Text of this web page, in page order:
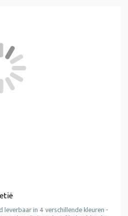
in 4 verschillende kleuren -